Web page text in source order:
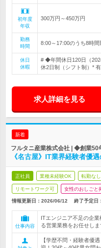
初年度
年収
300万円～450万円
勤務
時間
8:00～17:00のうち8時
休日
休暇
# ◆年間休日120日（
休2日制（シフト制）*
求人詳細を見る
新着
フルタニ産業株式会社 | ◆創業
《名古屋》IT業界経験者優
正社員 業種未経験OK 転勤なし
リモートワーク可 女性のおしごと
情報更新日：2026/06/12 終了予定日：
仕事内容
ITエンジニア不足の企
る営業業務をお任せし
【学歴不問・経験者優